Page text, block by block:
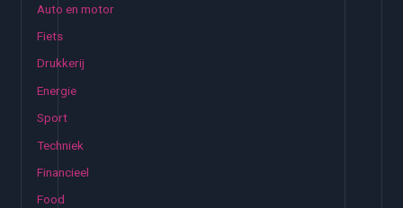
behoeften
Auto en motor
Fiets
Drukkerij
Energie
Sport
Techniek
Financieel
Food